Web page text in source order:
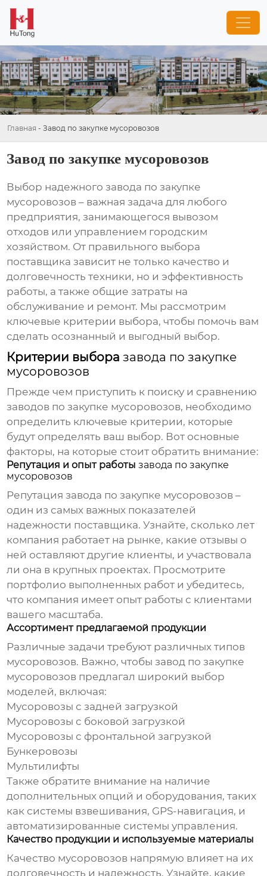
Главная - Завод по закупке мусоровозов
Завод по закупке мусоровозов
Выбор надежногозавода по закупке
мусоровозов – важная задача для любого
предприятия, занимающегося вывозом
отходов или управлением городским
хозяйством. От правильного выбора
поставщика зависит не только качество и
долговечность техники, но и эффективность
работы, а также общие затраты на
обслуживание и ремонт. Мы рассмотрим
ключевые критерии выбора, чтобы помочь вам
сделать осознанный и выгодный выбор.
Критерии выборазавода по закупке
мусоровозов
Прежде чем приступить к поиску и сравнению
заводов по закупке мусоровозов, необходимо
определить ключевые критерии, которые
будут определять ваш выбор. Вот основные
факторы, на которые стоит обратить внимание:
Репутация и опыт работызавода по закупке
мусоровозов
Репутациязавода по закупке мусоровозов –
один из самых важных показателей
надежности поставщика. Узнайте, сколько лет
компания работает на рынке, какие отзывы о
ней оставляют другие клиенты, и участвовала
ли она в крупных проектах. Просмотрите
портфолио выполненных работ и убедитесь,
что компания имеет опыт работы с клиентами
вашего масштаба.
Ассортимент предлагаемой продукции
Различные задачи требуют различных типов
мусоровозов. Важно, чтобызавод по закупке
мусоровозов предлагал широкий выбор
моделей, включая:
Мусоровозы с задней загрузкой
Мусоровозы с боковой загрузкой
Мусоровозы с фронтальной загрузкой
Бункеровозы
Мультилифты
Также обратите внимание на наличие
дополнительных опций и оборудования, таких
как системы взвешивания, GPS-навигация, и
автоматизированные системы управления.
Качество продукции и используемые материалы
Качество мусоровозов напрямую влияет на их
долговечность и надежность. Узнайте, какие